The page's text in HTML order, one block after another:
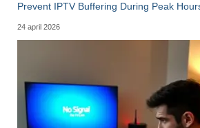
Prevent IPTV Buffering During Peak
24 april 2026